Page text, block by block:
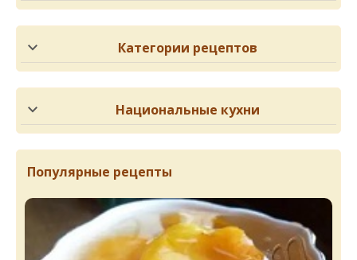
Категории рецептов
Национальные кухни
Популярные рецепты